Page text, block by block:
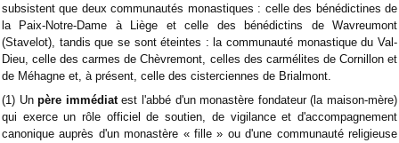
subsistent que deux communautés monastiques : celle des bénédictines de
la Paix-Notre-Dame à Liège et celle des bénédictins de Wavreumont
(Stavelot), tandis que se sont éteintes : la communauté monastique du Val-
Dieu, celle des carmes de Chèvremont, celles des carmélites de Cornillon et
de Méhagne et, à présent, celle des cisterciennes de Brialmont.
(1) Unpère immédiatest l'abbé d'un monastère fondateur (la maison-mère)
qui exerce un rôle officiel de soutien, de vigilance et d'accompagnement
canonique auprès d'un monastère « fille » ou d'une communauté religieuse